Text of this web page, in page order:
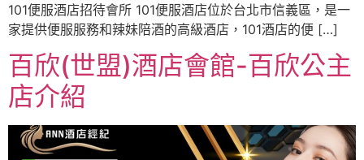
101便服酒店招待會所 101便服酒店位於台北市信義區，是一
家提供便服服務和辣妹陪酒的高級酒店，101酒店的便 […]
百欣(世盟)酒店會館-百欣公主
店介紹